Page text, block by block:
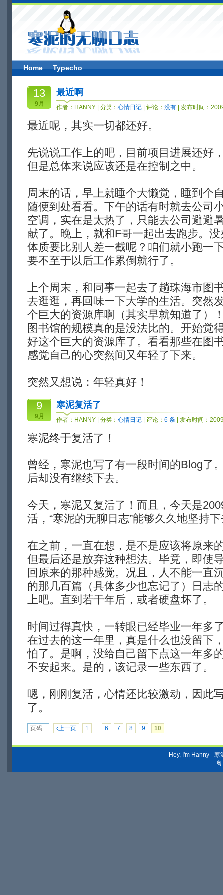
Home Typecho
13
9月
最近啊
作者： HANNY | 分类： 心情日记 | 评论： 没有 | 发布时间：
最近呢，其实一切都还好。
先说说工作上的吧，目前项目进展还好
但是总体来说应该还是在控制之中。
周末的话，早上就睡个大懒觉，睡到个
随便到处看看。下午的话有时就去公司
空调，实在是太热了，只能去公司避避
献了。晚上，就和F哥一起出去跑步。
体质要比别人差一截呢？咱们就小跑一
要不至于以后工作累倒就行了。
上个周末，和同事一起去了趟珠海市图
去逛逛，再回味一下大学的生活。突然
个巨大的资源库啊（其实早就知道了）
图书馆的规模真的是没法比的。开始觉
好这个巨大的资源库了。看看那些在图
感觉自己的心突然间又年轻了下来。
突然又想说：年轻真好！
9
9月
寒泥复活了
作者： HANNY | 分类： 心情日记 | 评论： 6 条 | 发布时间：
寒泥终于复活了！
曾经，寒泥也写了有一段时间的Blog了
后却没有继续下去。
今天，寒泥又复活了！而且，今天是
活，“寒泥的无聊日志”能够久久地坚持
在之前，一直在想，是不是应该将原来
但最后还是放弃这种想法。毕竟，即使
回原来的那种感觉。况且，人不能一直
的那几百篇（具体多少也忘记了）日志
上吧。直到若干年后，或者硬盘坏了。
时间过得真快，一转眼已经毕业一年多
在过去的这一年里，真是什么也没留下
怕了。是啊，没给自己留下点这一年多
不安起来。是的，该记录一些东西了。
嗯，刚刚复活，心情还比较激动，因此
了。
页码: ‹上一页 1 ... 6 7 8 9 10
Hey, I'm Hanny - 寒